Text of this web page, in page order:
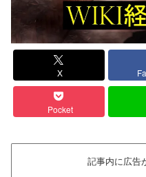
X
Pocket
記事内に広告